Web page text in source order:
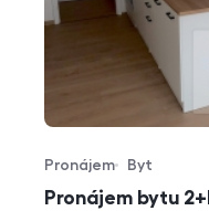
Pronájem bytu
Typ nabídky
Pronájem
Typ nemovitosti
Byt